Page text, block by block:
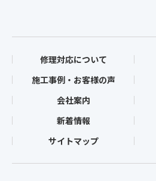
修理対応について
施工事例・お客様の声
会社案内
新着情報
サイトマップ